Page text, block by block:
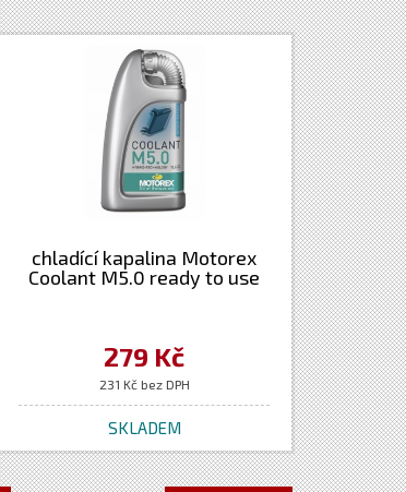
chladící kapalina Motorex
Coolant M5.0 ready to use
279 Kč
231 Kč bez DPH
SKLADEM